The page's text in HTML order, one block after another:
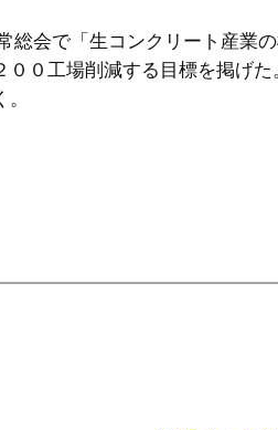
会で「生コンクリート産業
０工場削減する目標を掲げ